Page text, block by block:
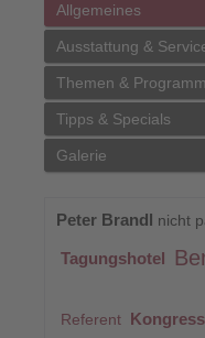
Allgemeines
Ausstattung &
Themen &
Tipps & Specials
Galerie
Peter Brandl nicht
Tagungshotel
Referent